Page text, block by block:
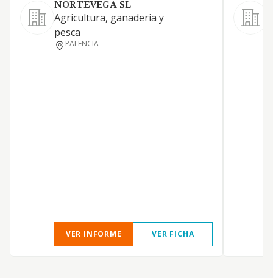
NORTEVEGA SL
Agricultura, ganaderia y
pesca
PALENCIA
VER INFORME VER FICHA